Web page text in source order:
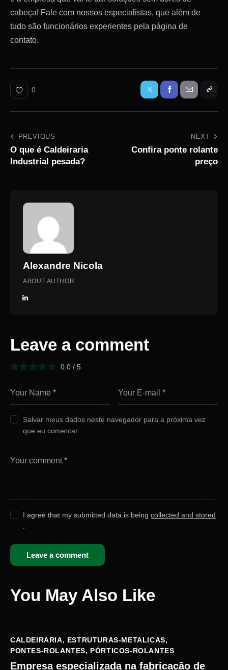
cabeça! Fale com nossos especialistas, que além de
tudo são funcionários experientes pela página de
contato.
0
PREVIOUS
O que é Caldeiraria
Industrial pesada?
NEXT
Confira ponte rolante
preço
Alexandre Nicola
ABOUT AUTHOR
Leave a comment
0.0 / 5
Salvar meus dados neste navegador para a próxima vez
que eu comentar.
I agree that my submitted data is beingcollected and stored
You May Also Like
CALDEIRARIA, ESTRUTURAS-METALICAS,
PONTES-ROLANTES, PÓRTICOS-ROLANTES
Empresa especializada na fabricação de